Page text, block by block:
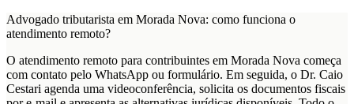
Advogado tributarista em Morada Nova: como funciona o
atendimento remoto?
O atendimento remoto para contribuintes em Morada Nova começa
com contato pelo WhatsApp ou formulário. Em seguida, o Dr. Caio
Cestari agenda uma videoconferência, solicita os documentos fiscais